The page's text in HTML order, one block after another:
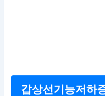
갑상선기능저하